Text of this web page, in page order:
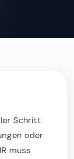
Schritt
oder
muss